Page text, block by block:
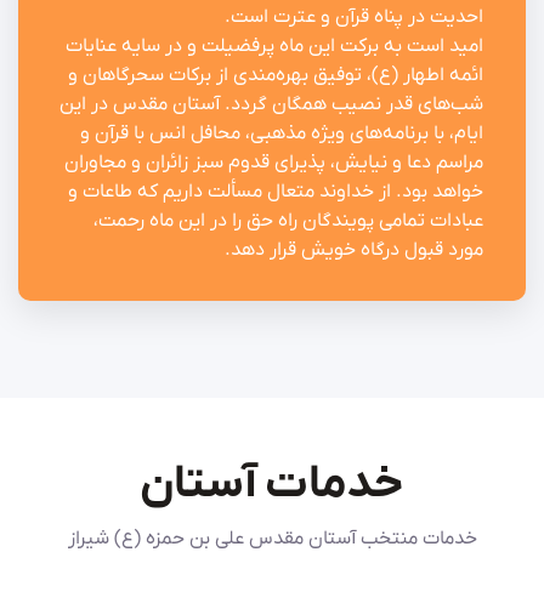
احدیت در پناه قرآن و عترت است.
امید است به برکت این ماه پرفضیلت و در سایه عنایات
ائمه اطهار (ع)، توفیق بهره‌مندی از برکات سحرگاهان و
شب‌های قدر نصیب همگان گردد. آستان مقدس در این
ایام، با برنامه‌های ویژه مذهبی، محافل انس با قرآن و
مراسم دعا و نیایش، پذیرای قدوم سبز زائران و مجاوران
خواهد بود. از خداوند متعال مسألت داریم که طاعات و
عبادات تمامی پویندگان راه حق را در این ماه رحمت،
مورد قبول درگاه خویش قرار دهد.
خدمات آستان
خدمات منتخب آستان مقدس علی بن حمزه (ع) شیراز